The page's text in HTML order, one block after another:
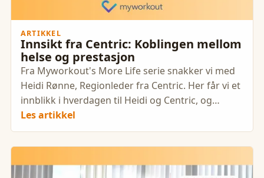
ARTIKKEL
Innsikt fra Centric: Koblingen mellom
helse og prestasjon
Fra Myworkout's More Life serie snakker vi med
Heidi Rønne, Regionleder fra Centric. Her får vi et
innblikk i hverdagen til Heidi og Centric, og
hvordan de
Les artikkel